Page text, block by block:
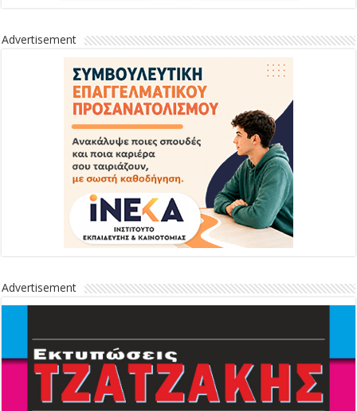
Advertisement
Advertisement